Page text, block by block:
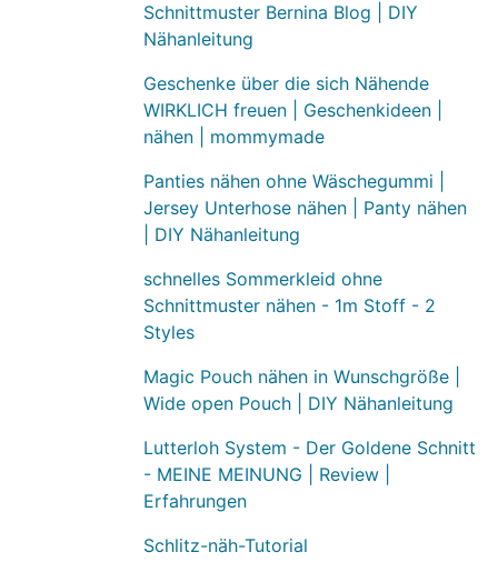
Schnittmuster Bernina Blog | DIY
Nähanleitung
Geschenke über die sich Nähende
WIRKLICH freuen | Geschenkideen |
nähen | mommymade
Panties nähen ohne Wäschegummi |
Jersey Unterhose nähen | Panty nähen
| DIY Nähanleitung
schnelles Sommerkleid ohne
Schnittmuster nähen - 1m Stoff - 2
Styles
Magic Pouch nähen in Wunschgröße |
Wide open Pouch | DIY Nähanleitung
Lutterloh System - Der Goldene Schnitt
- MEINE MEINUNG | Review |
Erfahrungen
Schlitz-näh-Tutorial